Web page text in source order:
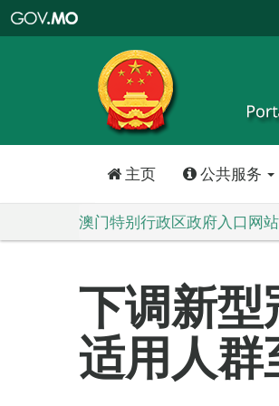
特
政
区
政
口
主页 公共服务
澳门特别行政区政府入口网站
下调新
适用人